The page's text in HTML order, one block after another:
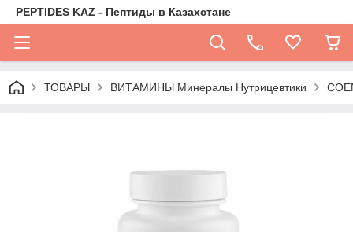
PEPTIDES KAZ - Пептиды в Казахстане
ТОВАРЫ ВИТАМИНЫ Минералы Нутрицевтики